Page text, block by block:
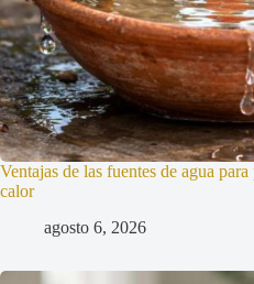
Ventajas de las fuentes de agua
calor
agosto 6, 2026